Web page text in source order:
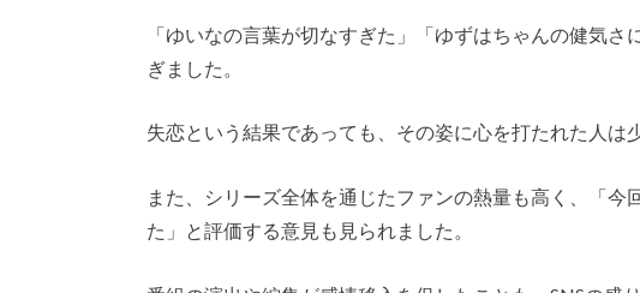
「ゆいなの言葉が切なすぎた」「ゆずはちゃんの健気
ぎました。
失恋という結果であっても、その姿に心を打たれた人は
また、シリーズ全体を通じたファンの熱量も高く、「今
た」と評価する意見も見られました。